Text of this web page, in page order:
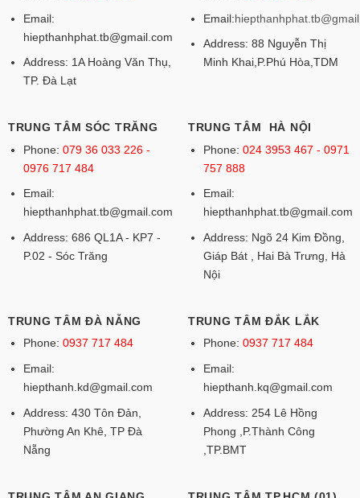
Email:
hiepthanhphat.tb@gmail.com
Address: 1A Hoàng Văn Thụ,
TP. Đà Lạt
Email:
Address: 88 Nguyễn Thị
Minh Khai,P.Phú Hòa,TDM
TRUNG TÂM SÓC TRĂNG
Phone: 079 36 033 226 -
0976 717 484
Email:
hiepthanhphat.tb@gmail.com
Address: 686 QL1A - KP7 -
P.02 - Sóc Trăng
TRUNG TÂM HÀ NỘI
Phone: 024 3953 467 - 0971
757 888
Email:
hiepthanhphat.tb@gmail.com
Address: Ngõ 24 Kim Đồng,
Giáp Bát , Hai Bà Trưng, Hà
Nội
TRUNG TÂM ĐÀ NẴNG
Phone: 0937 717 484
Email:
hiepthanh.kd@gmail.com
Address: 430 Tôn Đản,
Phường An Khê, TP Đà
Nẵng
TRUNG TÂM ĐẮK LẮK
Phone: 0937 717 484
Email:
hiepthanh.kq@gmail.com
Address: 254 Lê Hồng
Phong ,P.Thành Công
,TP.BMT